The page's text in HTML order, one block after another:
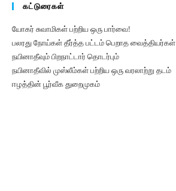
கட்டுரைகள்
யோகர் சுவாமிகள் பற்றிய ஒரு பார்வை!
பலரது நோய்கள் தீர்த்த பட்டம் பெறாத வைத்தியர்கள்
நயினாதீவும் பிறநாட்டார் தொடர்பும்
நயினாதீவில் முஸ்லீம்கள் பற்றிய ஒரு வரலாற்று தடம்
ஈழத்தின் பூர்வீக துறைமுகம்